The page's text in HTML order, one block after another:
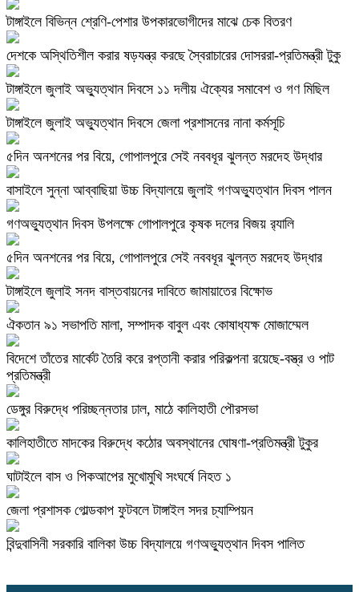
টাঙ্গাইলে বিভিন্ন শ্রেণি-পেশার উপকারভোগীদের মাঝে চেক বিতরণ
দেশকে অস্থিতিশীল করার ষড়যন্ত্র করছে স্বৈরাচারের দোসররা-প্রতিমন্ত্রী টুকু
টাঙ্গাইলে জুলাই অভ্যুত্থান দিবসে ১১ দলীয় ঐক্যের সমাবেশ ও গণ মিছিল
টাঙ্গাইলে জুলাই অভ্যুত্থান দিবসে জেলা প্রশাসনের নানা কর্মসূচি
৫দিন অনশনের পর বিয়ে, গোপালপুরে সেই নববধূর ঝুলন্ত মরদেহ উদ্ধার
বাসাইলে সুন্না আব্বাছিয়া উচ্চ বিদ্যালয়ে জুলাই গণঅভ্যুত্থান দিবস পালন
গণঅভ্যুত্থান দিবস উপলক্ষে গোপালপুরে কৃষক দলের বিজয় র‍্যালি
৫দিন অনশনের পর বিয়ে, গোপালপুরে সেই নববধূর ঝুলন্ত মরদেহ উদ্ধার
টাঙ্গাইলে জুলাই সনদ বাস্তবায়নের দাবিতে জামায়াতের বিক্ষোভ
ঐকতান ৯১ সভাপতি মালা, সম্পাদক বাবুল এবং কোষাধ্যক্ষ মোজাম্মেল
বিদেশে তাঁতের মার্কেট তৈরি করে রপ্তানী করার পরিকল্পনা রয়েছে-বস্ত্র ও পাট
প্রতিমন্ত্রী
ডেঙ্গুর বিরুদ্ধে পরিচ্ছন্নতার ঢাল, মাঠে কালিহাতী পৌরসভা
কালিহাতীতে মাদকের বিরুদ্ধে কঠোর অবস্থানের ঘোষণা-প্রতিমন্ত্রী টুকুর
ঘাটাইলে বাস ও পিকআপের মুখোমুখি সংঘর্ষে নিহত ১
জেলা প্রশাসক গোল্ডকাপ ফুটবলে টাঙ্গাইল সদর চ্যাম্পিয়ন
বিন্দুবাসিনী সরকারি বালিকা উচ্চ বিদ্যালয়ে গণঅভ্যুত্থান দিবস পালিত